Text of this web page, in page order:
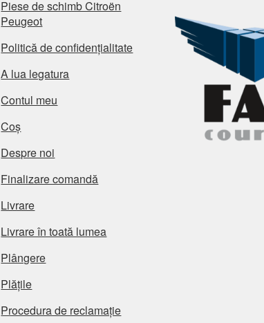
Piese de schimb Citroën
Peugeot
Politică de confidențialitate
A lua legatura
Contul meu
Coș
Despre noi
Finalizare comandă
Livrare
Livrare în toată lumea
Plângere
Plățile
Procedura de reclamație